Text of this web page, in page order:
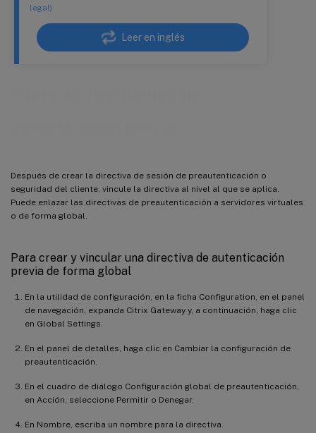
legal)
Leer en inglés
Después de crear la directiva de sesión de preautenticación o
seguridad del cliente, vincule la directiva al nivel al que se aplica.
Puede enlazar las directivas de preautenticación a servidores virtuales
o de forma global.
Para crear y vincular una directiva de autenticación
previa de forma global
En la utilidad de configuración, en la ficha Configuration, en el panel
de navegación, expanda Citrix Gateway y, a continuación, haga clic
en Global Settings.
En el panel de detalles, haga clic en Cambiar la configuración de
preautenticación.
En el cuadro de diálogo Configuración global de preautenticación,
en Acción, seleccione Permitir o Denegar.
En Nombre, escriba un nombre para la directiva.